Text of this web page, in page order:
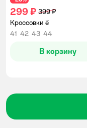
299 ₽ 399 ₽
Кроссовки ё
41 42 43 44
В корзину